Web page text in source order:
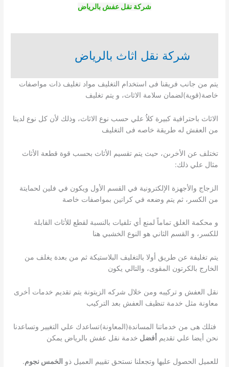
شركة نقل عفش بالرياض
شركة نقل اثاث بالرياض
يتم من جانب فريقنا فى استخدام التغليف مواد تغليف ذات مواصفات
خاصة(قوية)لضمان سلامة الاثاث، و يتم تغليف
الاثاث باحترافية كبيرة كلاُ علي حسب نوع الاثاث، وذلك لأن كل نوع لدينا
من العفش له طريقة خاصه فى التغليف
تختلف عن الأخرىن، حيث يتم تقسيم الأثاث بحسب قوة قطعة الأثاث
مثال علي ذلك:
الزجاج والأجهزة الإلكترونية في القسم الأول ويكون في فلين لحمايتة
من الكسر، ثم يتم وضعه في كراتين بمواصفات خاصة
و محكمة الغلق تماماً لمنع أي تلفيات بالنسبة لقطع للأثاث القابلة
للكسر، و القسم الثاني هو النوع الخشبي هنا
يتم تغليفة عن طريق أولا بالتغليف البلاستيكة ثم من بعدة يغلف من
الخارج بالكرتون المقوى، والتالي يكون
نقل العفش و تركيبه ومن خلال شركه الزيتونة يتم تقديم خدمات أخرى
معاونة مثل خدمة تنظيف العفش بعد التركيب
فتلك هى من خدماتنا المساندة(المعاونة)تساعدك علي التغيير وتساعدنا
نحن أيضا علي تقديم أفضل خدمة نقل عفش بالرياض يمكن
للعميل الحصول عليها وتجعلنا نستحق تقييم العميل ذو الخمس نجوم.